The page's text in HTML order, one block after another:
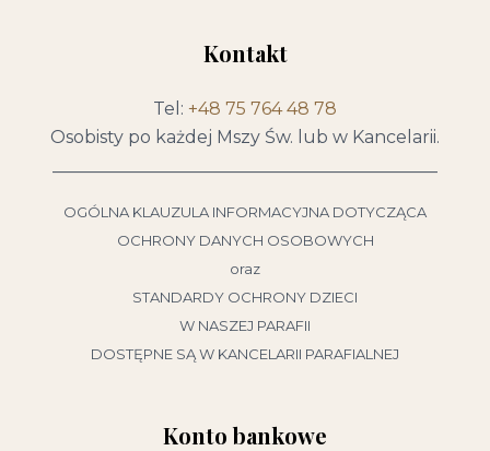
Kontakt
Tel: +48 75 764 48 78
Osobisty po każdej Mszy Św. lub w Kancelarii.
OGÓLNA KLAUZULA INFORMACYJNA DOTYCZĄCA
OCHRONY DANYCH OSOBOWYCH
oraz
STANDARDY OCHRONY DZIECI
W NASZEJ PARAFII
DOSTĘPNE SĄ W KANCELARII PARAFIALNEJ
Konto bankowe